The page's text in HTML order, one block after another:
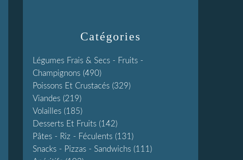
Catégories
Légumes Frais & Secs - Fruits -
Champignons (490)
Poissons Et Crustacés (329)
Viandes (219)
Volailles (185)
Desserts Et Fruits (142)
Pâtes - Riz - Féculents (131)
Snacks - Pizzas - Sandwichs (111)